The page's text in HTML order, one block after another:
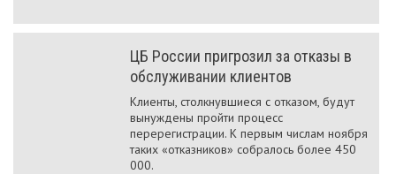
ЦБ России пригрозил за отказы в
обслуживании клиентов
Клиенты, столкнувшиеся с отказом, будут
вынуждены пройти процесс
перерегистрации. К первым числам ноября
таких «отказников» собралось более 450
000.